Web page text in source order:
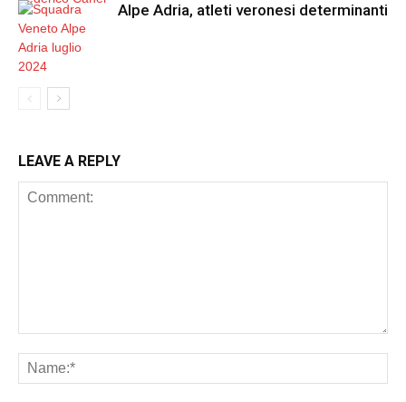
Alpe Adria, atleti veronesi determinanti
LEAVE A REPLY